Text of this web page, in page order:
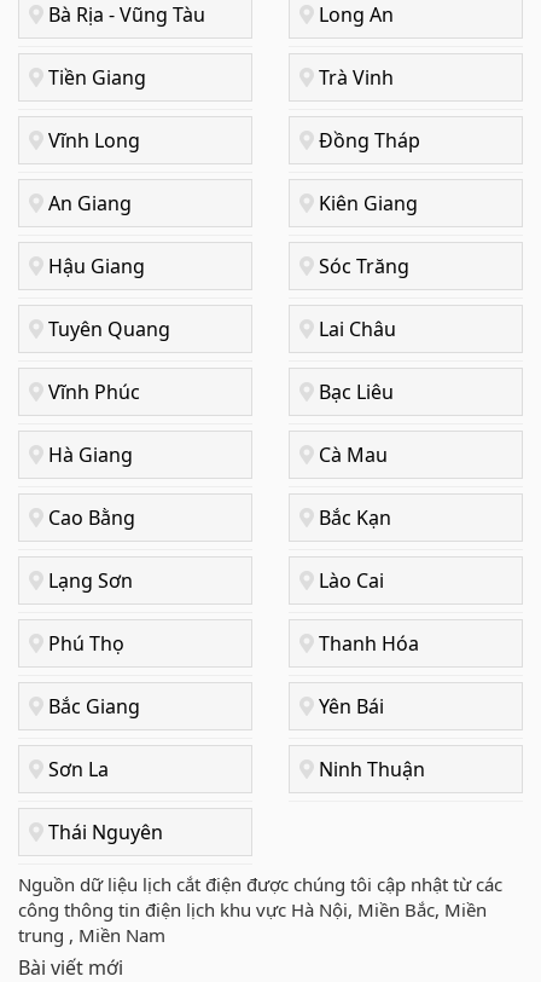
Bà Rịa - Vũng Tàu Long An
Tiền Giang Trà Vinh
Vĩnh Long Đồng Tháp
An Giang Kiên Giang
Hậu Giang Sóc Trăng
Tuyên Quang Lai Châu
Vĩnh Phúc Bạc Liêu
Hà Giang Cà Mau
Cao Bằng Bắc Kạn
Lạng Sơn Lào Cai
Phú Thọ Thanh Hóa
Bắc Giang Yên Bái
Sơn La Ninh Thuận
Thái Nguyên
Nguồn dữ liệu lịch cắt điện được chúng tôi cập nhật từ các
công thông tin điện lịch khu vực Hà Nội, Miền Bắc, Miền
trung , Miền Nam
Bài viết mới